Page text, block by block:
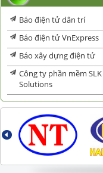
Báo điện tử dân trí
Báo điện tử VnExpress
Báo xây dựng điện tử
Công ty phần mềm SLK
Solutions